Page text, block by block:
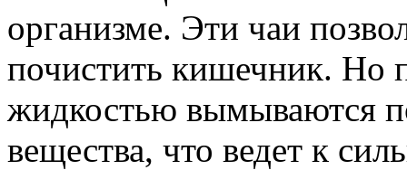
организме. Эти чаи
почистить кишечник. Но
жидкостью вымываются
вещества, что ведет к